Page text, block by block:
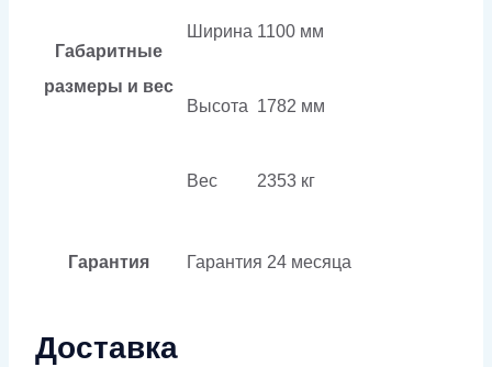
Габаритные
размеры и вес
Ширина 1100 мм
Высота 1782 мм
Вес 2353 кг
Гарантия Гарантия 24 месяца
Доставка